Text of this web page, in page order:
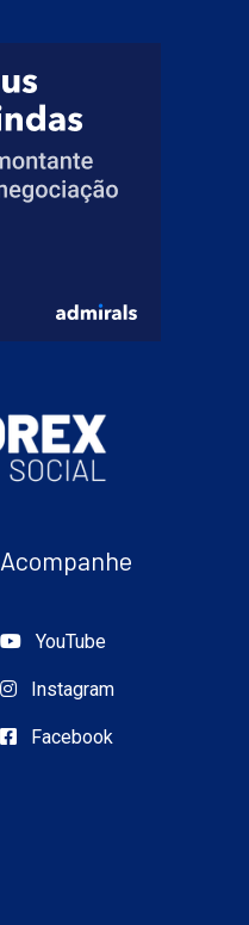
Acompanhe
YouTube
Instagram
Facebook